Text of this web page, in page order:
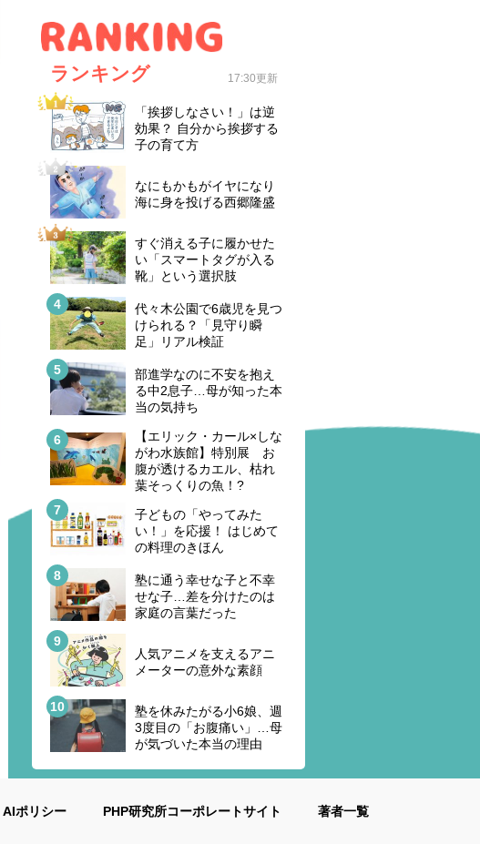
ランキング 17:30更新
「挨拶しなさい！」は逆
効果？ 自分から挨拶する
子の育て方
なにもかもがイヤになり
海に身を投げる西郷隆盛
すぐ消える子に履かせた
い「スマートタグが入る
靴」という選択肢
代々木公園で6歳児を見つ
けられる？「見守り瞬
足」リアル検証
部進学なのに不安を抱え
る中2息子…母が知った本
当の気持ち
【エリック・カール×しな
がわ水族館】特別展 お
腹が透けるカエル、枯れ
葉そっくりの魚！?
子どもの「やってみた
い！」を応援！ はじめて
の料理のきほん
塾に通う幸せな子と不幸
せな子…差を分けたのは
家庭の言葉だった
人気アニメを支えるアニ
メーターの意外な素顔
塾を休みたがる小6娘、週
3度目の「お腹痛い」…母
が気づいた本当の理由
AIポリシー PHP研究所コーポレートサイト 著者一覧